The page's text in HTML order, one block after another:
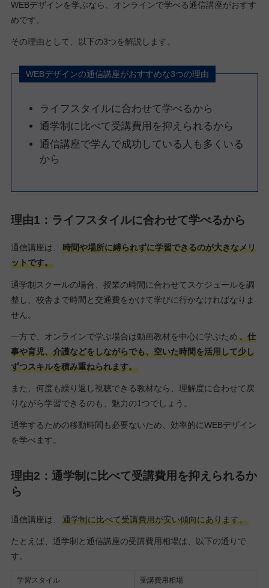
WEBデザインを学ぶなら、オンラインで学べる通信講座がおすす
めです。
その理由として、以下の3つを解説します。
WEBデザインの通信講座がおすすめな3つの理由
ライフスタイルに合わせて学べるから
通学制に比べて受講費用を抑えられるから
通信講座で学んで成功している人も多くいる
から
理由1：ライフスタイルに合わせて学べるから
通信講座は、
時間や場所に縛られずに学習できるのが大きなメリ
ットです。
通学制スクールの場合、授業の時間に合わせてスケジュールを調
整し、校舎まで時間と交通費をかけて学びに行かなければなりま
せん。
一方で、オンラインで学ぶ場合は動画教材を中心に学ぶため、仕
事や育児、介護などをしながらでも、空いた時間を活用して少し
ずつスキルを積み重ねられます。
また、何度も繰り返し視聴できる教材なら、理解度に合わせて戻
りながら学習できるのも、魅力の1つでしょう。
通学するための移動時間も必要ないため、効率的にWEBデザイン
を学べます。
理由2：通学制に比べて受講費用を抑えられるか
ら
通信講座は、 通学制に比べて受講費用が安い傾向にあります。
たとえば、通学制と通信講座の受講費用相場は、以下の通りで
す。
学習スタイル 受講費用相場